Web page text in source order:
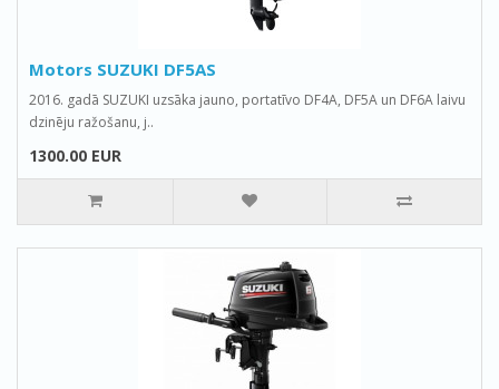
Motors SUZUKI DF5AS
2016. gadā SUZUKI uzsāka jauno, portatīvo DF4A, DF5A un DF6A laivu
dzinēju ražošanu, j..
1300.00 EUR